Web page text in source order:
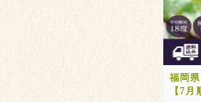
福岡
【7月